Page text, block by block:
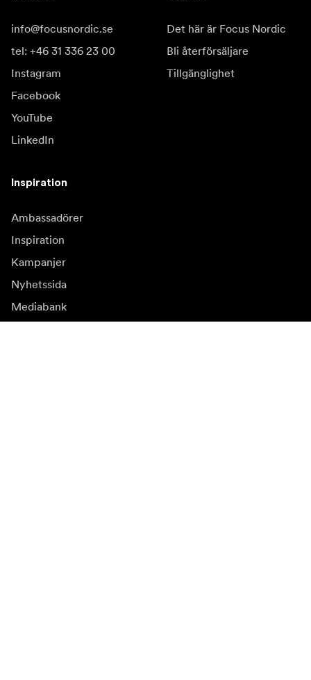
info@focusnordic.se
tel: +46 31 336 23 00
Instagram
Facebook
YouTube
LinkedIn
Det här är Focus Nordic
Bli återförsäljare
Tillgänglighet
Inspiration
Ambassadörer
Inspiration
Kampanjer
Nyhetssida
Mediabank